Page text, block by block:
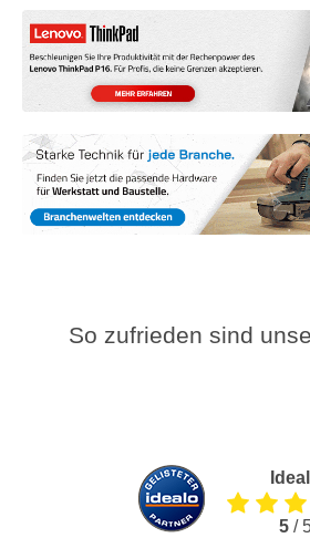
So zufrieden sind
5/